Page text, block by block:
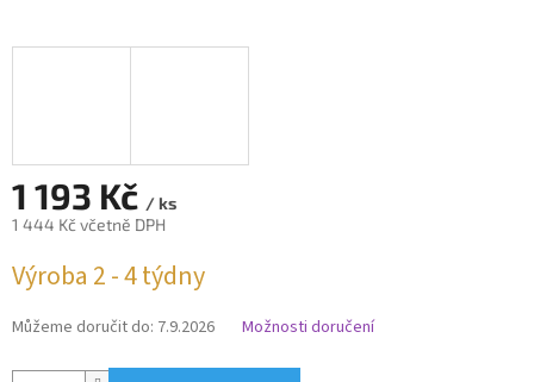
1 193 Kč / ks
1 444 Kč včetně DPH
cena:
Výroba 2 - 4 týdny
Můžeme doručit do: 7.9.2026 Možnosti doručení